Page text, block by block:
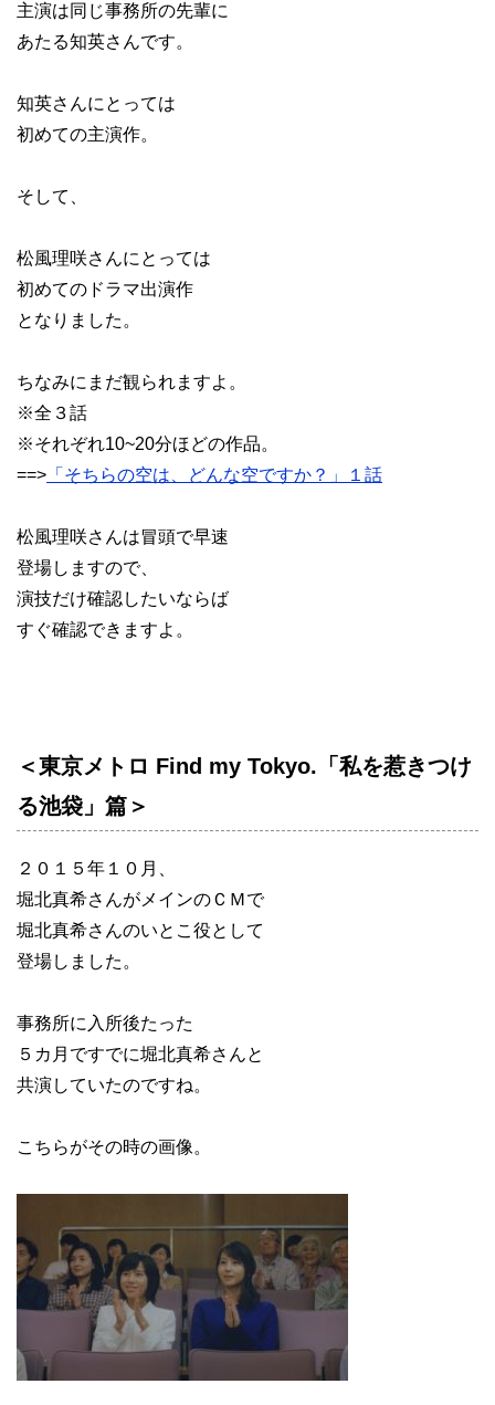
主演は同じ事務所の先輩に
あたる知英さんです。
知英さんにとっては
初めての主演作。
そして、
松風理咲さんにとっては
初めてのドラマ出演作
となりました。
ちなみにまだ観られますよ。
※全３話
※それぞれ10~20分ほどの作品。
==> 「そちらの空は、どんな空ですか？」１話
松風理咲さんは冒頭で早速
登場しますので、
演技だけ確認したいならば
すぐ確認できますよ。
＜東京メトロ Find my Tokyo.「私を惹きつけ
る池袋」篇＞
２０１５年１０月、
堀北真希さんがメインのＣＭで
堀北真希さんのいとこ役として
登場しました。
事務所に入所後たった
５カ月ですでに堀北真希さんと
共演していたのですね。
こちらがその時の画像。